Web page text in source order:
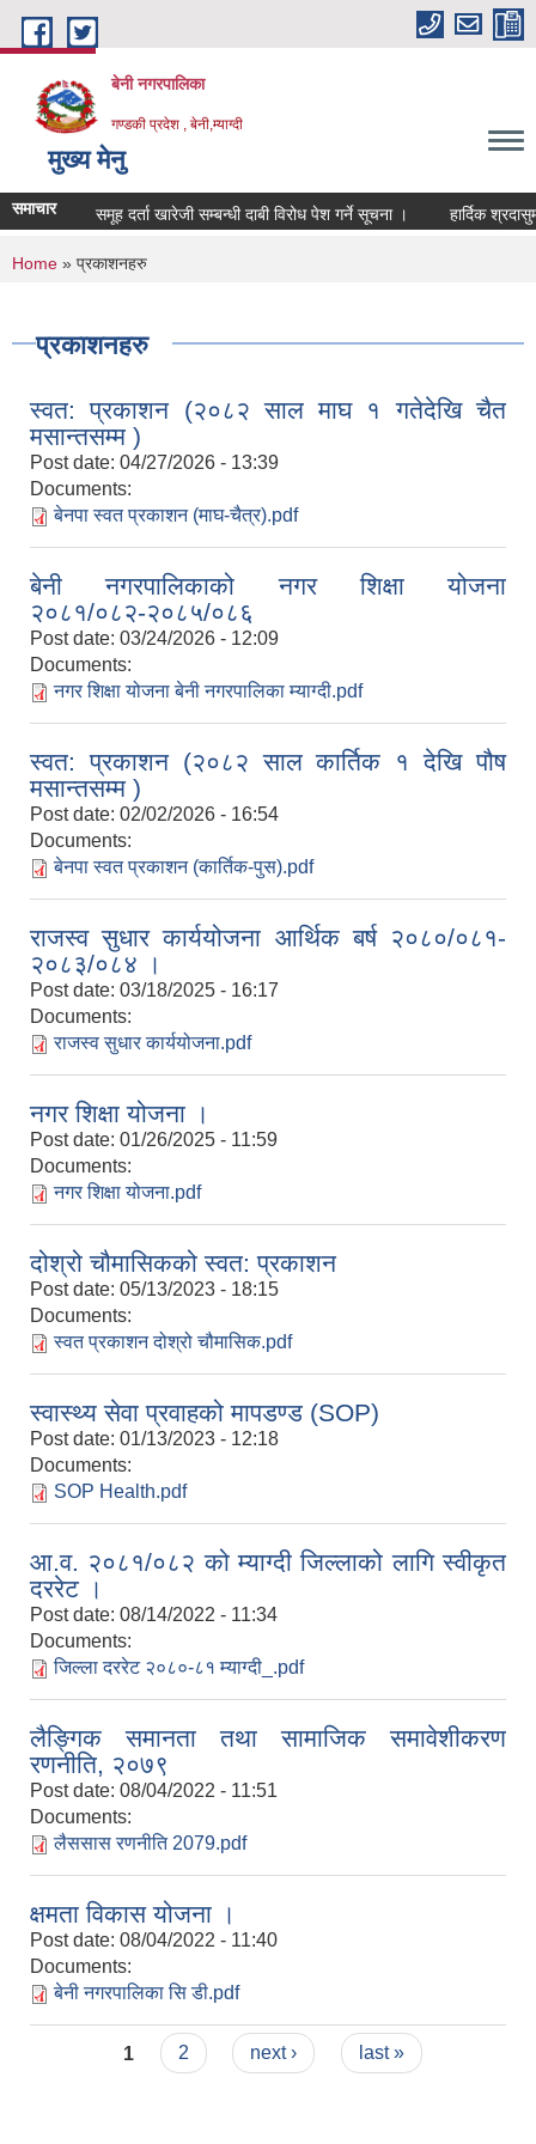
Skip to main content
बेनी नगरपालिका
गण्डकी प्रदेश , बेनी,म्याग्दी
मुख्य मेनु
समाचार समूह दर्ता खारेजी सम्बन्धी दाबी विरोध पेश गर्ने सूचना । हार्दिक श्रदासुमन
You are here
Home » प्रकाशनहरु
प्रकाशनहरु
स्वत: प्रकाशन (२०८२ साल माघ १ गतेदेखि चैत
मसान्तसम्म )
Post date: 04/27/2026 - 13:39
Documents:
बेनपा स्वत प्रकाशन (माघ-चैत्र).pdf
बेनी नगरपालिकाको नगर शिक्षा योजना
२०८१‍/०८२-२०८५/०८६
Post date: 03/24/2026 - 12:09
Documents:
नगर शिक्षा योजना बेनी नगरपालिका म्याग्दी.pdf
स्वत: प्रकाशन (२०८२ साल कार्तिक १ देखि पौष
मसान्तसम्म )
Post date: 02/02/2026 - 16:54
Documents:
बेनपा स्वत प्रकाशन (कार्तिक-पुस).pdf
राजस्व सुधार कार्ययोजना आर्थिक बर्ष २०८०/०८१-
२०८३/०८४ ।
Post date: 03/18/2025 - 16:17
Documents:
राजस्व सुधार कार्ययोजना.pdf
नगर शिक्षा योजना ।
Post date: 01/26/2025 - 11:59
Documents:
नगर शिक्षा योजना.pdf
दोश्रो चौमासिकको स्वत: प्रकाशन
Post date: 05/13/2023 - 18:15
Documents:
स्वत प्रकाशन दोश्रो चौमासिक.pdf
स्वास्थ्य सेवा प्रवाहको मापडण्ड (SOP)
Post date: 01/13/2023 - 12:18
Documents:
SOP Health.pdf
आ.व. २०८१/०८२ को म्याग्दी जिल्लाको लागि स्वीकृत
दररेट ।
Post date: 08/14/2022 - 11:34
Documents:
जिल्ला दररेट २०८०-८१ म्याग्दी_.pdf
लैङ्गिक समानता तथा सामाजिक समावेशीकरण
रणनीति, २०७९
Post date: 08/04/2022 - 11:51
Documents:
लैससास रणनीति 2079.pdf
क्षमता विकास योजना ।
Post date: 08/04/2022 - 11:40
Documents:
बेनी नगरपालिका सि डी.pdf
Pages
1 2 next › last »